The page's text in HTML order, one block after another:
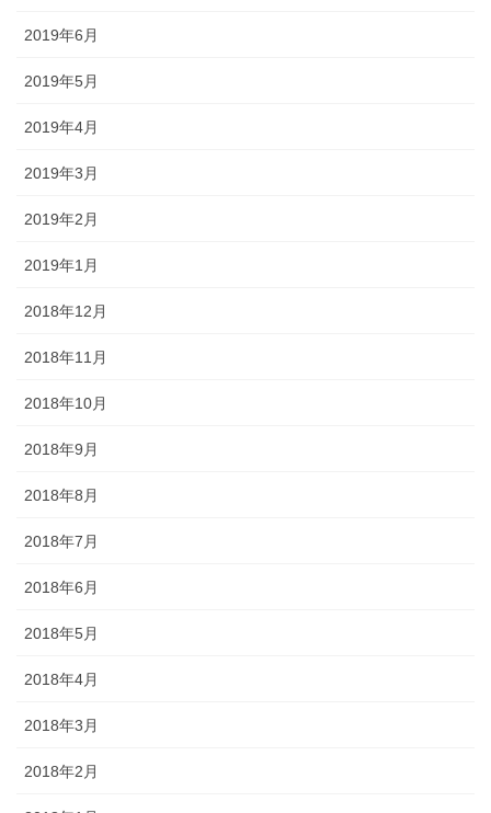
2019年6月
2019年5月
2019年4月
2019年3月
2019年2月
2019年1月
2018年12月
2018年11月
2018年10月
2018年9月
2018年8月
2018年7月
2018年6月
2018年5月
2018年4月
2018年3月
2018年2月